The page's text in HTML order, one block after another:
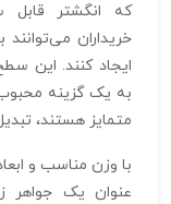
که انگشتر قابل
خریداران
ایجاد کنند. این
به یک گزینه محبوب
متمایز هستند،
عنوان یک جواهر